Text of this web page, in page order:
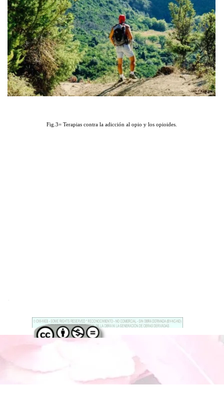
Fig.3= Terapias contra la adicción al opio y los opioides.
Regreso al contenido